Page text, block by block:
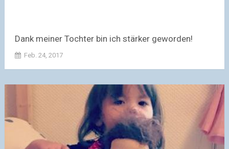
Dank meiner Tochter bin ich stärker geworden!
Feb. 24, 2017